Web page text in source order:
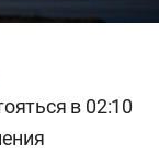
в 02:10